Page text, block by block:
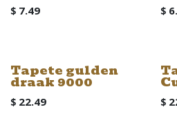
$ 7.49 $
Tapete gulden
draak 9000
$ 22.49 $